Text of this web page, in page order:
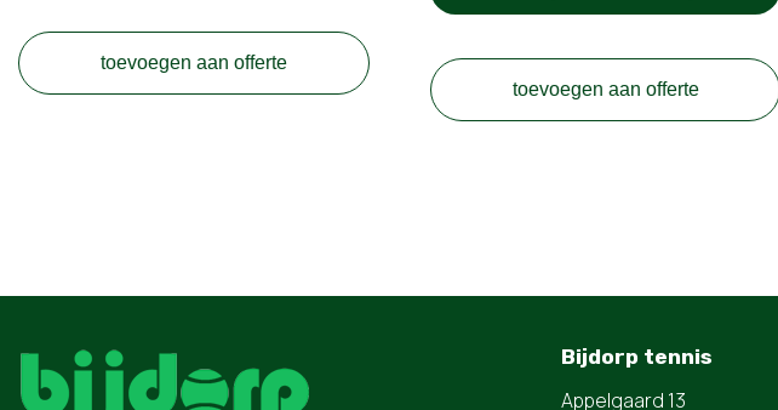
toevoegen aan offerte
toevoegen aan offerte
Bijdorp tennis
Appelgaard 13